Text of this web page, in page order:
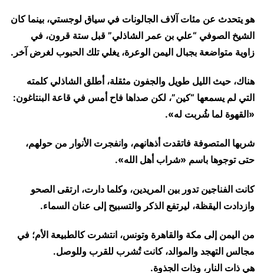
هو يتحدث عن مئات آلاف الجالونات في سياق لوجستي، بينما كان
الشيخ الصوفي “علي بن عمر الشاذلي” قبل ستة قرون، في
زاوية متواضعة بجبال اليمن الوعرة، يغلي تلك الحبوب لغرض آخر.
هناك، حيث الليل طويل والجفون مثقلة، أطلق الشاذلي كلمته
التي لم يسمعها “كين”، لكن صداها فاح أمس في قاعة البنتاغون:
«القهوة لما شُربت له».
​شربها المتصوفة فاتقدت أذهانهم، وانفجرت الأنوار من حولهم،
حتى توجوها باسم «شراب أهل الله».
كانت الفناجين تدور بين المريدين، وكلما دارت، ارتقى الصحو
وازدادت اليقظة، ليرتفع الذكر والتسبيح إلى عنان السماء.
من اليمن إلى مكة والقاهرة وتونس، انتشرت كالطبيعة الأم؛ في
مجالس التهجد والموالد، كانت تُشرب للقرب وللوصل.
​هي ذات النار، وذات الجذوة.